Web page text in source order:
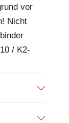
vor
Nicht
/ K2-